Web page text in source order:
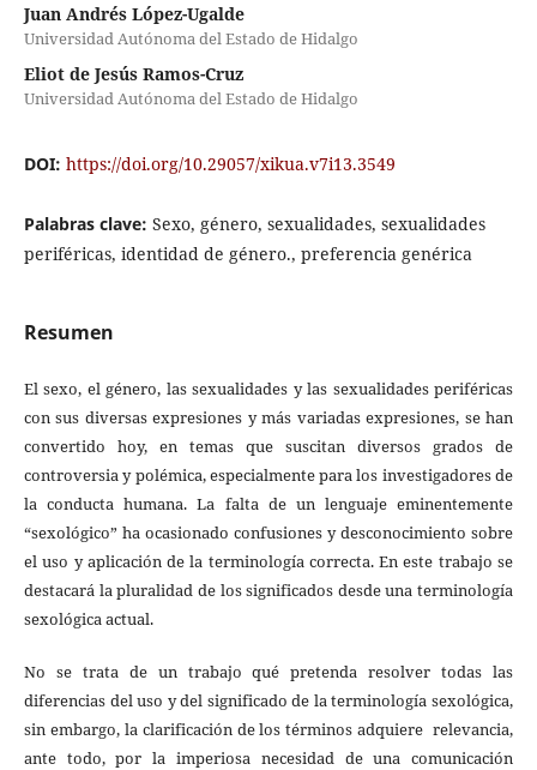
Juan Andrés López-Ugalde
Universidad Autónoma del Estado de Hidalgo
Eliot de Jesús Ramos-Cruz
Universidad Autónoma del Estado de Hidalgo
DOI: https://doi.org/10.29057/xikua.v7i13.3549
Palabras clave: Sexo, género, sexualidades, sexualidades
periféricas, identidad de género., preferencia genérica
Resumen
El sexo, el género, las sexualidades y las sexualidades periféricas
con sus diversas expresiones y más variadas expresiones, se han
convertido hoy, en temas que suscitan diversos grados de
controversia y polémica, especialmente para los investigadores de
la conducta humana. La falta de un lenguaje eminentemente
“sexológico” ha ocasionado confusiones y desconocimiento sobre
el uso y aplicación de la terminología correcta. En este trabajo se
destacará la pluralidad de los significados desde una terminología
sexológica actual.
No se trata de un trabajo qué pretenda resolver todas las
diferencias del uso y del significado de la terminología sexológica,
sin embargo, la clarificación de los términos adquiere relevancia,
ante todo, por la imperiosa necesidad de una comunicación